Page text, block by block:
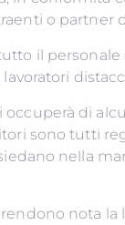
tutti
il
lavoratori
occuperà di
sono tutti
risiedano
nota